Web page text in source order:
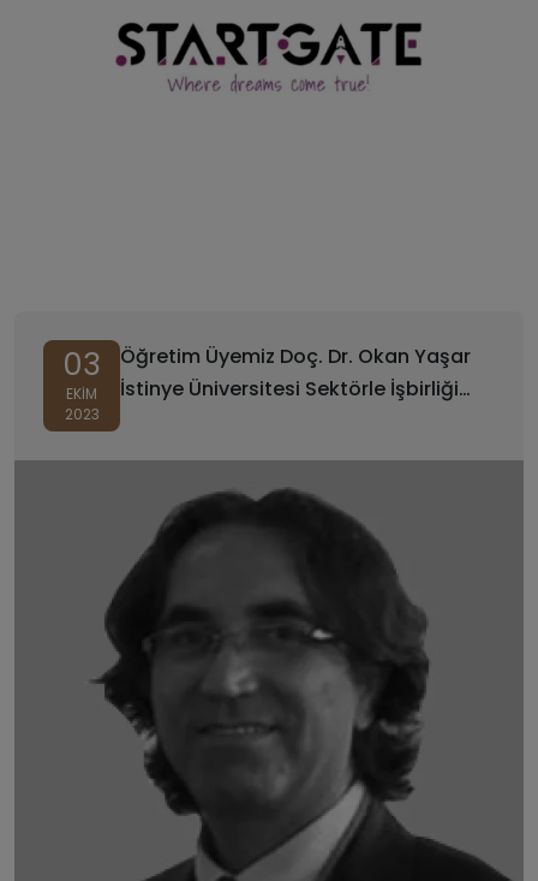
03
EKIM
2023
Öğretim Üyemiz Doç. Dr. Okan Yaşar
İstinye Üniversitesi Sektörle İşbirliği